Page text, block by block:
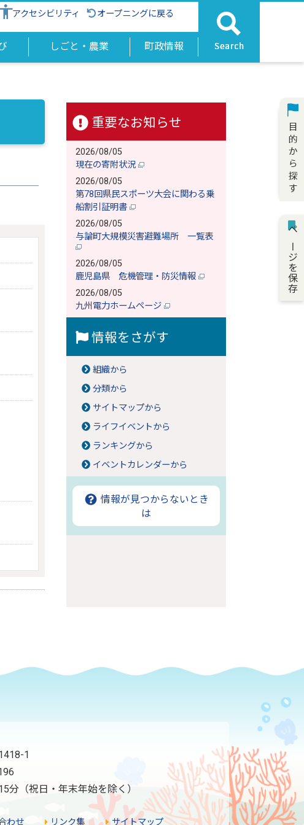
アクセシビリティ オープニングに戻る
しごと・農業 町政情報
重要なお知らせ
2026/08/05
現在の寄附状況
2026/08/05
第78回県民スポーツ大会に関わる乗
船割引証明書
2026/08/05
与論町大規模災害避難場所 一覧表
2026/08/05
鹿児島県 危機管理・防災情報
2026/08/05
九州電力ホームページ
情報をさがす
組織から
分類から
サイトマップから
ライフイベントから
ランキングから
イベントカレンダーから
情報が見つからないとき
は
1
（祝日・年末年始を除く）
わせ リンク集 サイトマップ
ページを保存